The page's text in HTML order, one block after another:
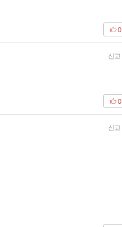
0
신고
0
신고